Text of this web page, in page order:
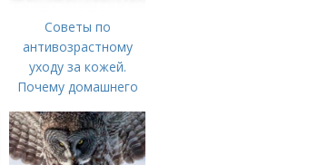
Советы по
антивозрастному
уходу за кожей.
Почему домашнего